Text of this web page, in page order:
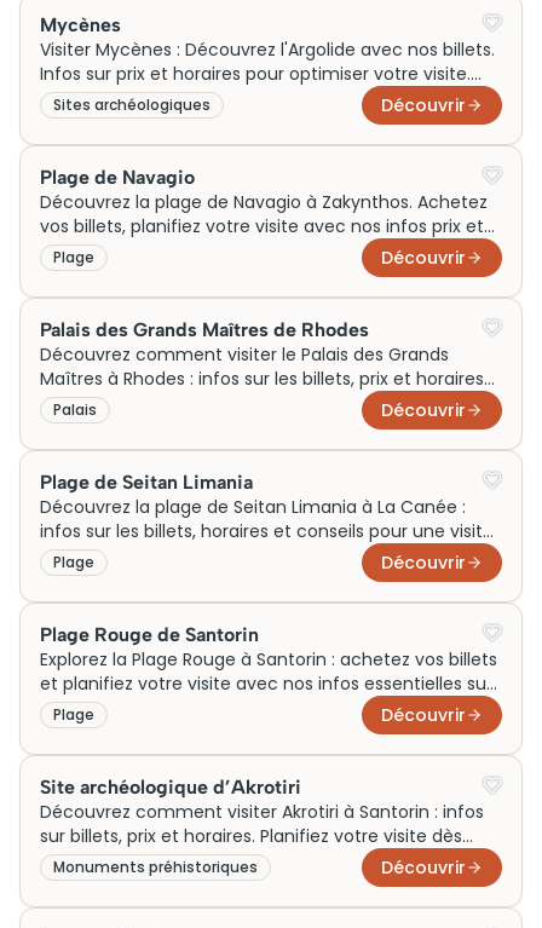
Mycènes
Visiter Mycènes : Découvrez l'Argolide avec nos billets.
Infos sur prix et horaires pour optimiser votre visite.
Réservez votre aventure aujourd'hui !
Sites archéologiques Découvrir
Plage de Navagio
Découvrez la plage de Navagio à Zakynthos. Achetez
vos billets, planifiez votre visite avec nos infos prix et
horaires. Préparez votre visite!
Plage Découvrir
Palais des Grands Maîtres de Rhodes
Découvrez comment visiter le Palais des Grands
Maîtres à Rhodes : infos sur les billets, prix et horaires
pour une visite inoubliable.
Palais Découvrir
Plage de Seitan Limania
Découvrez la plage de Seitan Limania à La Canée :
infos sur les billets, horaires et conseils pour une visite
inoubliable. Réservez maintenant !
Plage Découvrir
Plage Rouge de Santorin
Explorez la Plage Rouge à Santorin : achetez vos billets
et planifiez votre visite avec nos infos essentielles sur
les prix et horaires. Visite inoubliable !
Plage Découvrir
Site archéologique d’Akrotiri
Découvrez comment visiter Akrotiri à Santorin : infos
sur billets, prix et horaires. Planifiez votre visite dès
maintenant!
Monuments préhistoriques Découvrir